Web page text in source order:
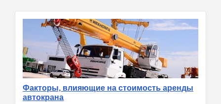
Факторы, влияющие на стоимость аренды
автокрана